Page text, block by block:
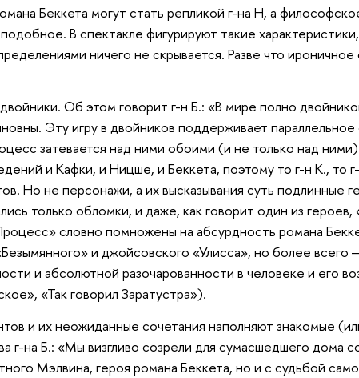
Беккета могут стать репликой г-на Н, а
В спектакле фигурируют такие
ничего не скрывается. Разве что
Об этом говорит г-н Б.: «В мире полно
Эту игру в двойников поддерживает
затевается над ними обоими (и не только над
и Кафки, и Ницше, и Беккета, поэтому то г-н К., то
Но не персонажи, а их высказывания суть подлинные
только обломки, и даже, как говорит один из
словно помножены на абсурдность романа
и джойсовского «Улисса», но более
и абсолютной разочарованности в человеке и его
«Так говорил Заратустра»).
и их неожиданные сочетания наполняют знакомые
г-на Б.: «Мы визгливо созрели для сумасшедшего дома
Мэлвина, героя романа Беккета, но и с судьбой